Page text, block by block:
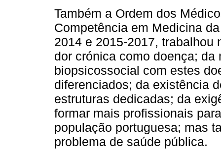
Também a Ordem dos
Competência em Medicina
2014 e 2015-2017, trabalhou
dor crónica como doença;
biopsicossocial com estes
diferenciados; da existência
estruturas dedicadas; da
formar mais profissionais
população portuguesa; mas
problema de saúde pública.